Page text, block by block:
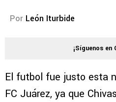
Por León Iturbide
¡Síguenos en
El futbol fue justo esta
FC Juárez, ya que